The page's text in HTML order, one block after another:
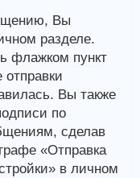
Вы
разделе.
флажком пункт
Вы также
по
сделав
«Отправка
в личном